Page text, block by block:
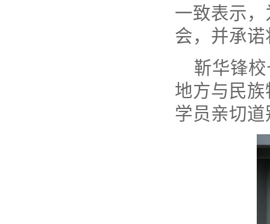
一致表示
会，并承
靳华锋
地方与民
学员亲切